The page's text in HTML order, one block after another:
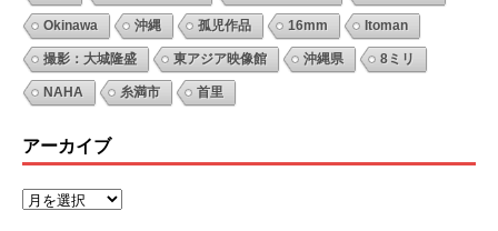
Okinawa 沖縄 孤児作品 16mm Itoman
撮影：大城隆盛 東アジア映像館 沖縄県 8ミリ
NAHA 糸満市 首里
アーカイブ